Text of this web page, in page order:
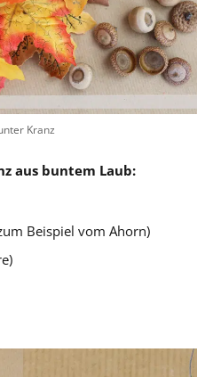
Kranz
aus buntem Laub:
Beispiel vom Ahorn)